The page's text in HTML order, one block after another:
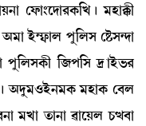
ëó¡à}ìƒà¹A¡[J¡ú ³ÒàB¡ã
Òü´£¡àº šå[ºÎ ëÊ¡Î@ƒà
[\š[Î ‰àÒü®¡¹
"ƒå³*Òü>³A¡ ³ÒàA¡ ë¤º
³Jà t¡à>à ¯àìÚº W¡x¤à